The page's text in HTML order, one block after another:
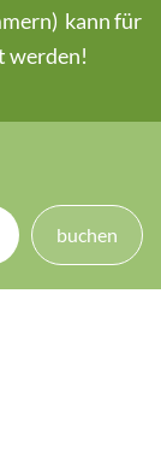
kann für
werden!
buchen